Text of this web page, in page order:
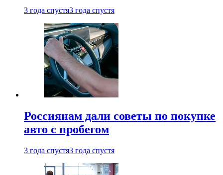
3 года спустя3 года спустя
Россиянам дали советы по покупке
авто с пробегом
3 года спустя3 года спустя